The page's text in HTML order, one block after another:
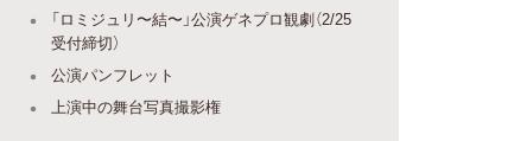
「ロミジュリ〜結〜」公演ゲネプロ観劇（2/25
受付締切）
公演パンフレット
上演中の舞台写真撮影権